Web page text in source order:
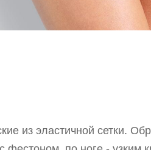
из эластичной сетки.